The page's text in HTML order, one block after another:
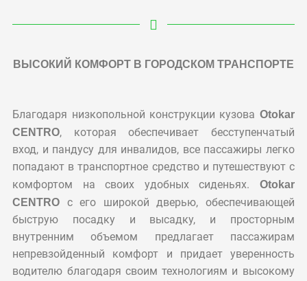
ВЫСОКИЙ КОМФОРТ В ГОРОДСКОМ ТРАНСПОРТЕ
Благодаря низкопольной конструкции кузова Otokar
CENTRO, которая обеспечивает бесступенчатый
вход, и пандусу для инвалидов, все пассажиры легко
попадают в транспортное средство и путешествуют с
комфортом на своих удобных сиденьях. Otokar
CENTRO с его широкой дверью, обеспечивающей
быструю посадку и высадку, и просторным
внутренним объемом предлагает пассажирам
непревзойденный комфорт и придает уверенность
водителю благодаря своим технологиям и высокому